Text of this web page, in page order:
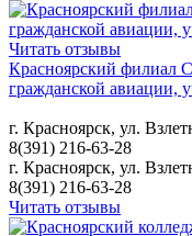
Читать отзывы
Красноярский филиал
гражданской авиации,
г. Красноярск, ул.
8(391) 216-63-28
г. Красноярск, ул.
8(391) 216-63-28
Читать отзывы